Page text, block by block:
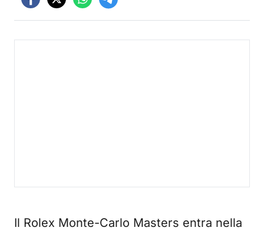
Il Rolex Monte-Carlo Masters entra nella